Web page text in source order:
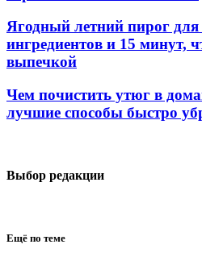
Ягодный летний пирог для
ингредиентов и 15 минут,
выпечкой
Чем почистить утюг в
лучшие способы быстро
Выбор редакции
Ещё по теме